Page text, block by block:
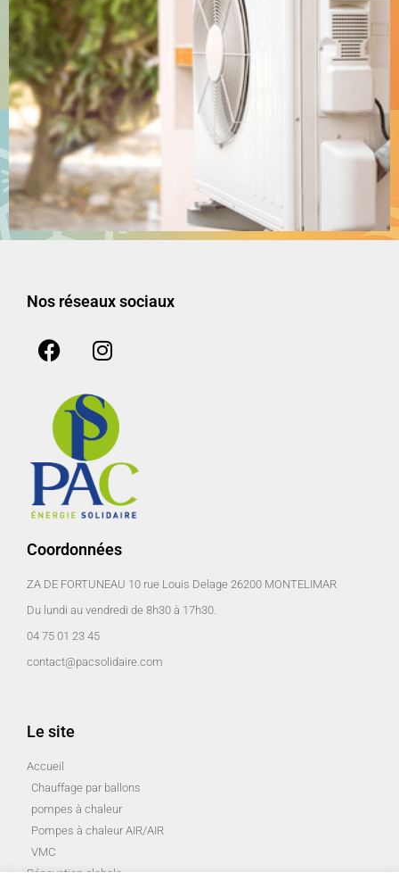
Nos réseaux sociaux
Coordonnées
ZA DE FORTUNEAU 10 rue Louis Delage 26200 MONTELIMAR
Du lundi au vendredi de 8h30 à 17h30.
04 75 01 23 45
contact@pacsolidaire.com
Le site
Accueil
Chauffage par ballons
pompes à chaleur
Pompes à chaleur AIR/AIR
VMC
Rénovation globale